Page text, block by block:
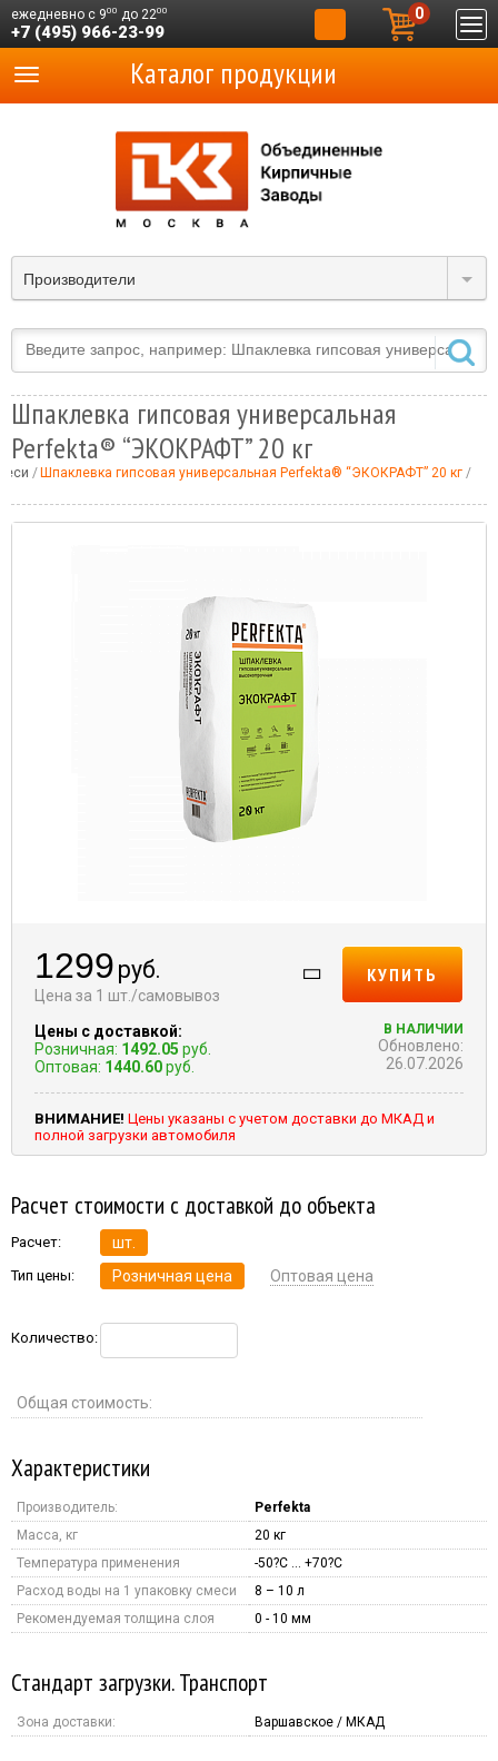
ежедневно с 900 до 2200
+7 (495) 966-23-99
0
Производители
Каталог продукции
Шпаклевка гипсовая универсальная
Perfekta® “ЭКОКРАФТ” 20 кг
Шпаклевка гипсовая универсальная Perfekta® “ЭКОКРАФТ” 20 кг
1299 руб.
Цена за 1 шт./самовывоз
Цены с доставкой:
Розничная: 1492.05 руб.
Оптовая: 1440.60руб.
КУПИТЬ
В НАЛИЧИИ
Обновлено:
26.07.2026
ВНИМАНИЕ! Цены указаны с учетом доставки до МКАД и
полной загрузки автомобиля
Расчет стоимости с доставкой до объекта
Расчет: шт.
Тип цены: Розничная цена Оптовая цена
Количество:
Общая стоимость:
Характеристики
Производитель:
Perfekta
Масса, кг
20 кг
Температура применения
-50?С … +70?С
Расход воды на 1 упаковку смеси
8 – 10 л
Рекомендуемая толщина слоя
0 - 10 мм
Стандарт загрузки. Транспорт
Зона доставки: Варшавское / МКАД